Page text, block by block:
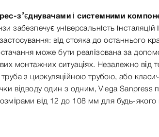
з’єднувачами і системними
забезпечує універсальність
від стояка до останнього
може бути реалізована за
монтажних ситуаціях. Незалежно від
з циркуляційною трубою, або
відводу один з одним, Viega Sanpress
від 12 до 108 мм для будь-